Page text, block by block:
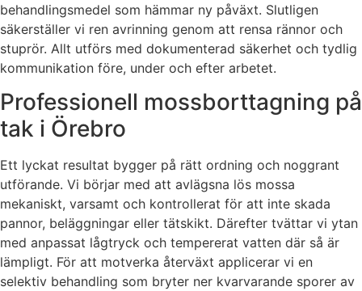
behandlingsmedel som hämmar ny påväxt. Slutligen
säkerställer vi ren avrinning genom att rensa rännor och
stuprör. Allt utförs med dokumenterad säkerhet och tydlig
kommunikation före, under och efter arbetet.
Professionell mossborttagning på
tak i Örebro
Ett lyckat resultat bygger på rätt ordning och noggrant
utförande. Vi börjar med att avlägsna lös mossa
mekaniskt, varsamt och kontrollerat för att inte skada
pannor, beläggningar eller tätskikt. Därefter tvättar vi ytan
med anpassat lågtryck och tempererat vatten där så är
lämpligt. För att motverka återväxt applicerar vi en
selektiv behandling som bryter ner kvarvarande sporer av